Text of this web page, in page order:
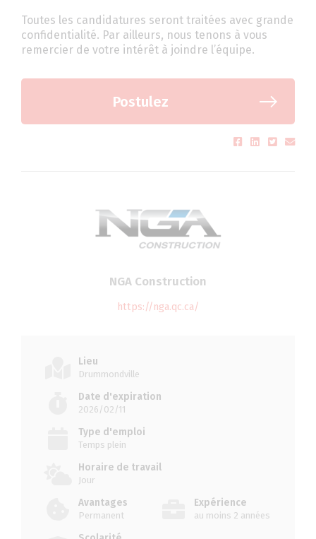
Toutes les candidatures seront traitées avec grande
confidentialité. Par ailleurs, nous tenons à vous
remercier de votre intérêt à joindre l’équipe.
Postulez
NGA Construction
https://nga.qc.ca/
Lieu
Drummondville
Date d'expiration
2026/02/11
Type d'emploi
Temps plein
Horaire de travail
Jour
Avantages
Permanent
Expérience
au moins 2 années